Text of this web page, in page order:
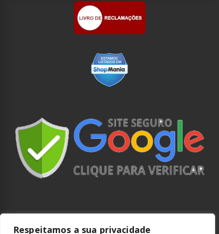
Respeitamos a sua privacidade